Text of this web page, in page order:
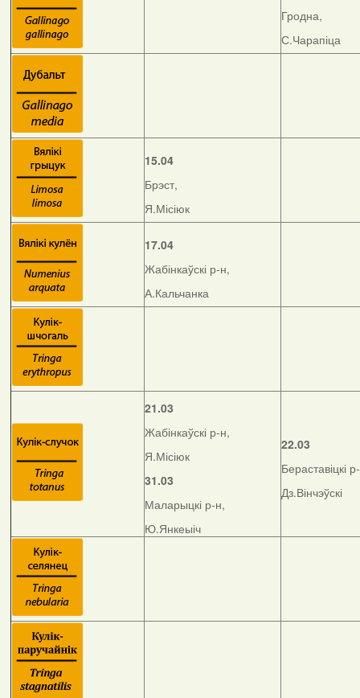
Гродна,
С.Чарапіца
15.04
Брэст,
Я.Місіюк
17.04
Жабінкаўскі р-н,
А.Кальчанка
21.03
Жабінкаўскі р-н,
Я.Місіюк
31.03
Маларыцкі р-н,
Ю.Янкеыіч
22.03
Бераставіцкі
Дз.Вінчэўскі